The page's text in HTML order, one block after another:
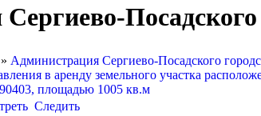
» Администрация Сергиево-Посадского
в аренду земельного участка
площадью 1005 кв.м
Следить